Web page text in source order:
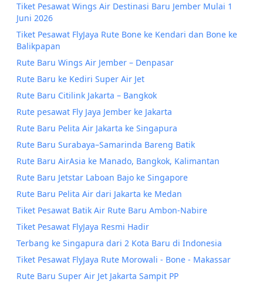
Tiket Pesawat Wings Air Destinasi Baru Jember Mulai 1
Juni 2026
Tiket Pesawat FlyJaya Rute Bone ke Kendari dan Bone ke
Balikpapan
Rute Baru Wings Air Jember – Denpasar
Rute Baru ke Kediri Super Air Jet
Rute Baru Citilink Jakarta – Bangkok
Rute pesawat Fly Jaya Jember ke Jakarta
Rute Baru Pelita Air Jakarta ke Singapura
Rute Baru Surabaya–Samarinda Bareng Batik
Rute Baru AirAsia ke Manado, Bangkok, Kalimantan
Rute Baru Jetstar Laboan Bajo ke Singapore
Rute Baru Pelita Air dari Jakarta ke Medan
Tiket Pesawat Batik Air Rute Baru Ambon-Nabire
Tiket Pesawat FlyJaya Resmi Hadir
Terbang ke Singapura dari 2 Kota Baru di Indonesia
Tiket Pesawat FlyJaya Rute Morowali - Bone - Makassar
Rute Baru Super Air Jet Jakarta Sampit PP